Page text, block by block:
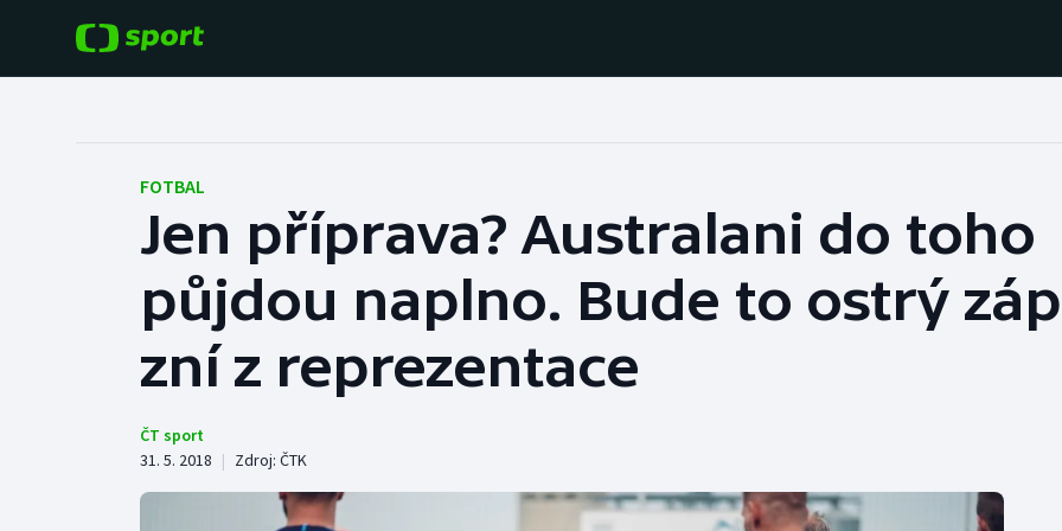
Hokej
Tenis
Baseball a softbal
Basketbal
Biatlon
Jezdectví
Judo
Krasobruslení
Rychlobruslení
Rychlostní
kanoistika
FOTBAL
Jen příprava? Australani do toho
půjdou naplno. Bude to ostrý
zní z reprezentace
ČT sport
31. 5. 2018 | Zdroj: ČTK